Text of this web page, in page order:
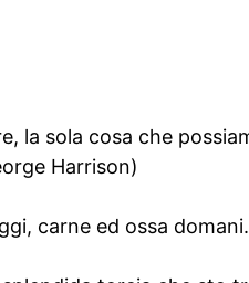
la sola cosa che
Harrison)
carne ed ossa